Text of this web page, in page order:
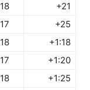
18
+21
17
+25
18
+1:18
17
+1:20
18
+1:25